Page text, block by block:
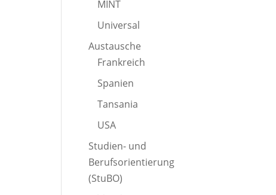
MINT
Universal
Austausche
Frankreich
Spanien
Tansania
USA
Studien- und
Berufsorientierung
(StuBO)